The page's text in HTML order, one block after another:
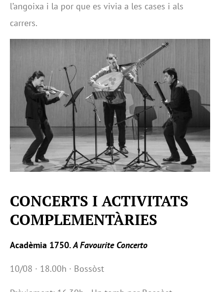
l’angoixa i la por que es vivia a les cases i als
carrers.
CONCERTS I ACTIVITATS
COMPLEMENTÀRIES
Acadèmia 1750.A Favourite Concerto
10/08 · 18.00h · Bossòst